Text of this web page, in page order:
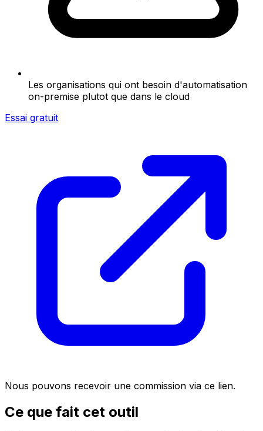
Les organisations qui ont besoin d'automatisation
on-premise plutot que dans le cloud
Essai gratuit
Nous pouvons recevoir une commission via ce lien.
Ce que fait cet outil